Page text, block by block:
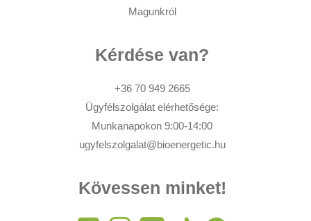
Magunkról
Kérdése van?
+36 70 949 2665
Ügyfélszolgálat elérhetősége:
Munkanapokon 9:00-14:00
ugyfelszolgalat@bioenergetic.hu
Kövessen minket!